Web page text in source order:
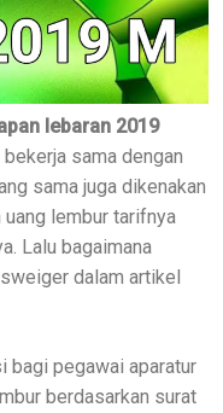
lebaran 2019
sama dengan
sama juga dikenakan
uang lembur tarifnya
Lalu bagaimana
dalam artikel
bagi pegawai aparatur
berdasarkan surat